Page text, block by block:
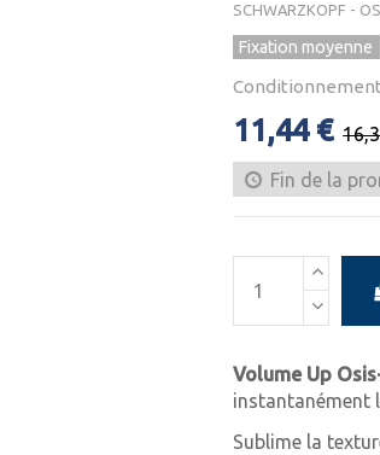
SCHWARZKOPF -
Fixation moyenne
11,44 €
Fin de la
Volume Up
instantanément
Sublime la